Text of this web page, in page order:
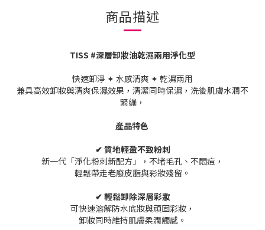
商品描述
TISS #深層卸妝油乾濕兩用淨化型
快速卸淨 ✦ 水感清爽 ✦ 乾濕兩用
兼具高效卸妝與清爽保濕效果，清潔同時保濕，洗後肌膚水潤不
緊繃，
產品特色
✔ 質地輕盈不致粉刺
新一代「淨化粉刺新配方」，不堵毛孔、不悶痘，
輕鬆帶走老廢皮脂與彩妝殘留。
✔ 輕鬆卸除深層彩妝
可快速溶解防水底妝與頑固彩妝，
卸妝同時維持肌膚柔潤觸感。